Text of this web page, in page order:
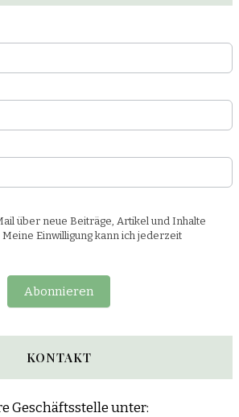
über neue Beiträge, Artikel und Inhalte
Einwilligung kann ich jederzeit
Abonnieren
KONTAKT
Geschäftsstelle unter: